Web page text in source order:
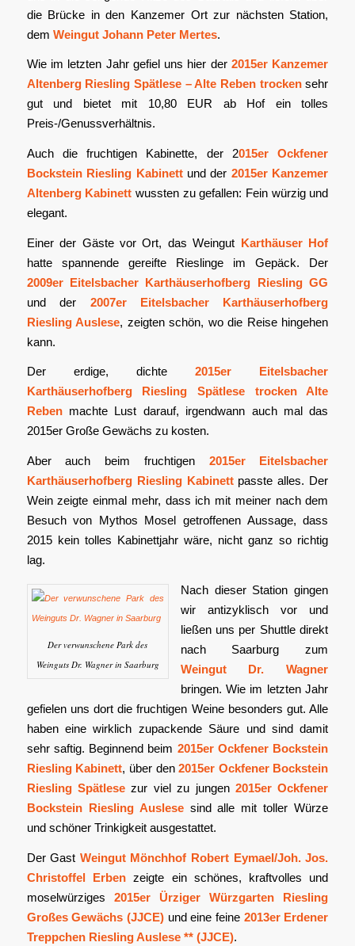
die Brücke in den Kanzemer Ort zur nächsten Station,
dem Weingut Johann Peter Mertes.
Wie im letzten Jahr gefiel uns hier der2015er Kanzemer
Altenberg Riesling Spätlese – Alte Reben trockensehr
gut und bietet mit 10,80 EUR ab Hof ein tolles
Preis-/Genussverhältnis.
Auch die fruchtigen Kabinette, der 2015er Ockfener
Bockstein Riesling Kabinettund der 2015er Kanzemer
Altenberg Kabinett wussten zu gefallen: Fein würzig und
elegant.
Einer der Gäste vor Ort, das Weingut Karthäuser Hof
hatte spannende gereifte Rieslinge im Gepäck. Der
2009er Eitelsbacher Karthäuserhofberg Riesling GG
und der 2007er Eitelsbacher Karthäuserhofberg
Riesling Auslese, zeigten schön, wo die Reise hingehen
kann.
Der erdige, dichte2015er Eitelsbacher
Karthäuserhofberg Riesling Spätlese trocken Alte
Rebenmachte Lust darauf, irgendwann auch mal das
2015er Große Gewächs zu kosten.
Aber auch beim fruchtigen 2015er Eitelsbacher
Karthäuserhofberg Riesling Kabinettpasste alles. Der
Wein zeigte einmal mehr, dass ich mit meiner nach dem
Besuch von Mythos Mosel getroffenen Aussage, dass
2015 kein tolles Kabinettjahr wäre, nicht ganz so richtig
lag.
Der verwunschene Park des
Weinguts Dr. Wagner in Saarburg
Nach dieser Station gingen
wir antizyklisch vor und
ließen uns per Shuttle direkt
nach Saarburg zum
Weingut Dr. Wagner
bringen. Wie im letzten Jahr
gefielen uns dort die fruchtigen Weine besonders gut. Alle
haben eine wirklich zupackende Säure und sind damit
sehr saftig. Beginnend beim 2015er Ockfener Bockstein
Riesling Kabinett, über den2015er Ockfener Bockstein
Riesling Spätlese zur viel zu jungen 2015er Ockfener
Bockstein Riesling Auslesesind alle mit toller Würze
und schöner Trinkigkeit ausgestattet.
Der Gast Weingut Mönchhof Robert Eymael/Joh. Jos.
Christoffel Erbenzeigte ein schönes, kraftvolles und
moselwürziges 2015er Ürziger Würzgarten Riesling
Großes Gewächs (JJCE)und eine feine 2013er Erdener
Treppchen Riesling Auslese ** (JJCE).